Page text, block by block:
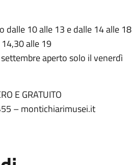
dalle 10 alle 13 e dalle 14 alle 18
alle 19
aperto solo il venerdì
E GRATUITO
– montichiarimusei.it